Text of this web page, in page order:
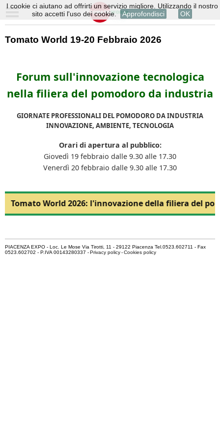
Tomato World 19-20 Febbraio 2026
Forum sull'innovazione tecnologica
nella filiera del pomodoro da industria
GIORNATE PROFESSIONALI DEL POMODORO DA INDUSTRIA
INNOVAZIONE, AMBIENTE, TECNOLOGIA
Orari di apertura al pubblico:
Giovedì 19 febbraio dalle 9.30 alle 17.30
Venerdì 20 febbraio dalle 9.30 alle 17.30
Tomato World 2026: l'innovazione della filiera del
PIACENZA EXPO - Loc. Le Mose Via Tirotti, 11 - 29122 Piacenza Tel.0523.602711 - Fax
0523.602702 - P.IVA 00143280337 -Privacy policy-Cookies policy
I cookie ci aiutano ad offrirti un servizio migliore. Utilizzando il nostro
sito accetti l'uso dei cookie.
Approfondisci OK